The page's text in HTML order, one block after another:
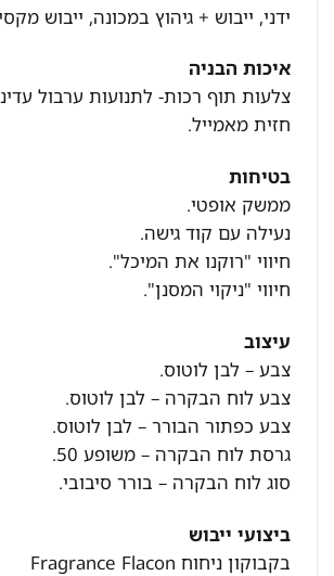
ידני, ייבוש + גיהוץ במכונה, ייבוש
איכות הבניה
צלעות תוף רכות- לתנועות ערבול
חזית מאמייל.
בטיחות
ממשק אופטי.
נעילה עם קוד גישה.
חיווי "רוקנו את המיכל".
חיווי "ניקוי המסנן".
עיצוב
צבע – לבן לוטוס.
צבע לוח הבקרה – לבן לוטוס.
צבע כפתור הבורר – לבן לוטוס.
גרסת לוח הבקרה – משופע 50.
סוג לוח הבקרה – בורר סיבובי.
ביצועי ייבוש
בקבוקון ניחוח Fragrance Flacon